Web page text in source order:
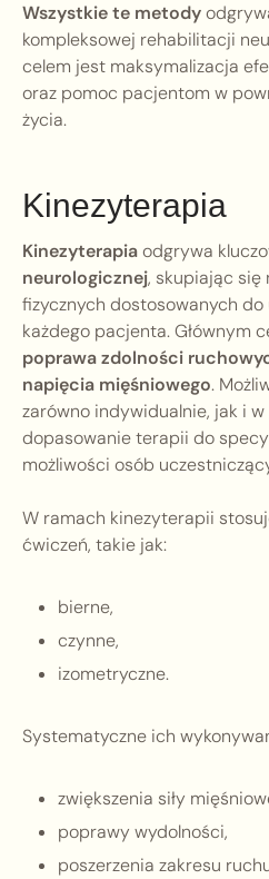
Wszystkie te metody
kompleksowej rehabilitacji
celem jest maksymalizacja
oraz pomoc pacjentom w
życia.
Kinezyterapia
Kinezyterapiaodgrywa
neurologicznej, skupiając się
fizycznych dostosowanych
każdego pacjenta. Głównym
poprawa zdolności
napięcia mięśniowego.
zarówno indywidualnie, jak i
dopasowanie terapii do
możliwości osób
W ramach kinezyterapii
ćwiczeń, takie jak:
bierne,
czynne,
izometryczne.
Systematyczne ich
zwiększenia siły
poprawy wydolności,
poszerzenia zakresu